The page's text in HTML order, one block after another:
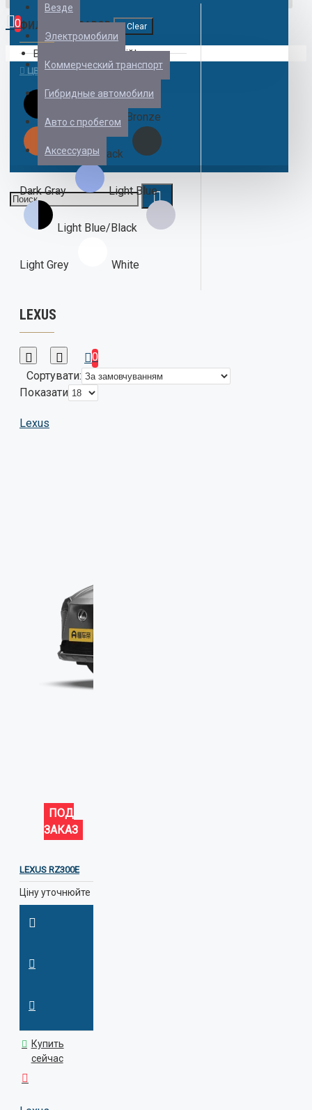
Везде
Электромобили
Коммерческий транспорт
Гибридные автомобили
Авто с пробегом
Аксессуары
0
Ваш кошик порожній!
ФИЛЬТР ТОВАРОВ Clear
ЦВЕТ
Bronze
Bronze/Black
Dark Gray Light Blue
Light Blue/Black
Light Grey White
LEXUS
0
Сортувати:
Показати
Lexus
ПОД
ЗАКАЗ
LEXUS RZ300E
Ціну уточнюйте
Купить
сейчас